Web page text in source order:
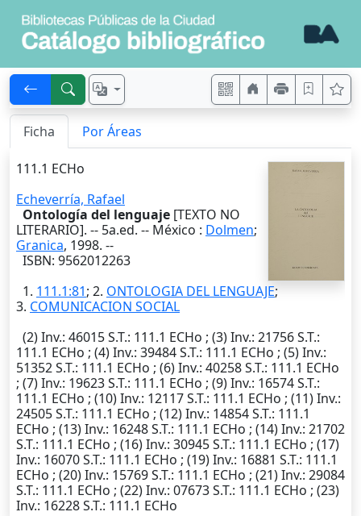
Ficha Por Áreas
111.1 ECHo
Echeverría, Rafael
Ontología del lenguaje [TEXTO NO
LITERARIO]. -- 5a.ed. -- México : Dolmen;
Granica, 1998. --
ISBN: 9562012263
1. 111.1:81; 2. ONTOLOGIA DEL LENGUAJE;
3. COMUNICACION SOCIAL
(2)Inv.: 46015S.T.: 111.1 ECHo ; (3)Inv.: 21756S.T.:
111.1 ECHo ; (4)Inv.: 39484S.T.: 111.1 ECHo ; (5)Inv.:
51352S.T.: 111.1 ECHo ; (6)Inv.: 40258S.T.: 111.1 ECHo
; (7)Inv.: 19623S.T.: 111.1 ECHo ; (9)Inv.: 16574S.T.:
111.1 ECHo ; (10)Inv.: 12117S.T.: 111.1 ECHo ; (11)Inv.:
24505S.T.: 111.1 ECHo ; (12)Inv.: 14854S.T.: 111.1
ECHo ; (13)Inv.: 16248S.T.: 111.1 ECHo ; (14)Inv.: 21702
S.T.: 111.1 ECHo ; (16)Inv.: 30945S.T.: 111.1 ECHo ; (17)
Inv.: 16070S.T.: 111.1 ECHo ; (19)Inv.: 16881 S.T.: 111.1
ECHo ; (20)Inv.: 15769S.T.: 111.1 ECHo ; (21)Inv.: 29084
S.T.: 111.1 ECHo ; (22)Inv.: 07673S.T.: 111.1 ECHo ; (23)
Inv.: 16228S.T.: 111.1 ECHo